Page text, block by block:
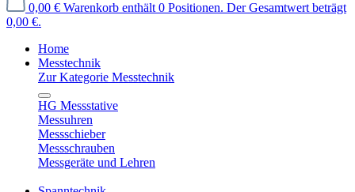
0,00 € Warenkorb enthält 0 Positionen. Der Gesamtwert beträgt
0,00 €.
Home
Messtechnik
Zur Kategorie Messtechnik
HG Messstative
Messuhren
Messschieber
Messschrauben
Messgeräte und Lehren